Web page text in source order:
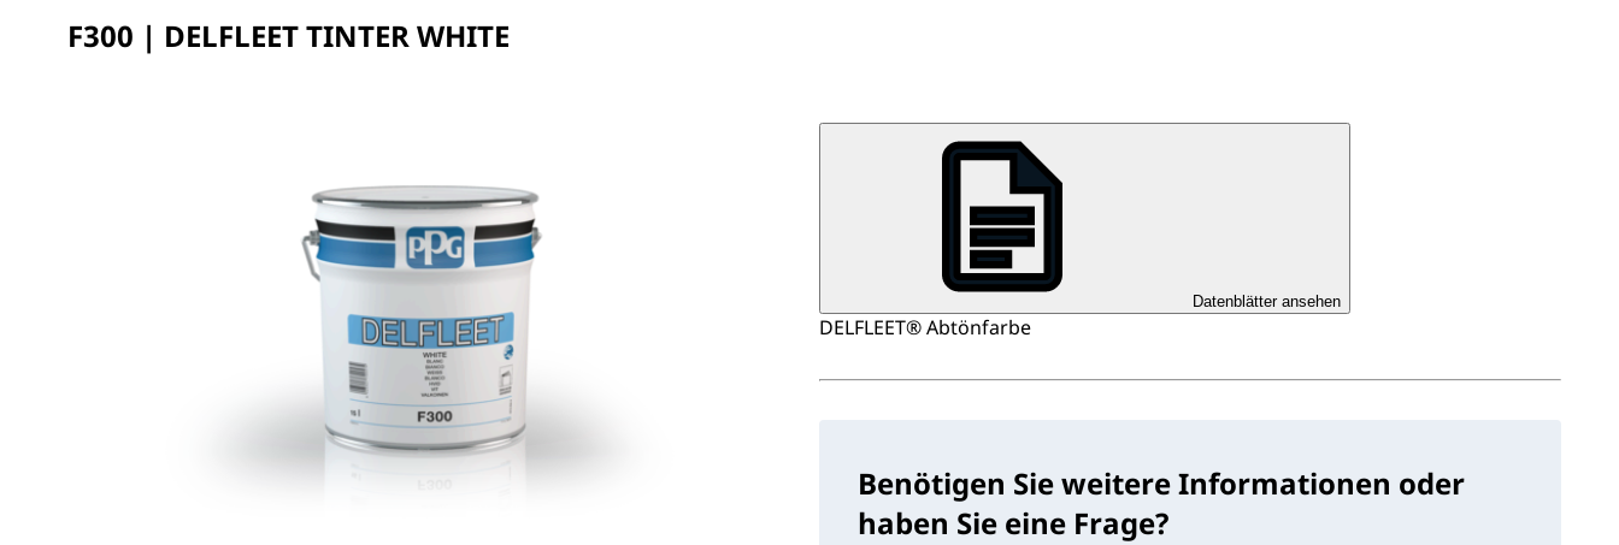
F300 | DELFLEET TINTER WHITE
Datenblätter ansehen
DELFLEET® Abtönfarbe
Benötigen Sie weitere Informationen oder
haben Sie eine Frage?